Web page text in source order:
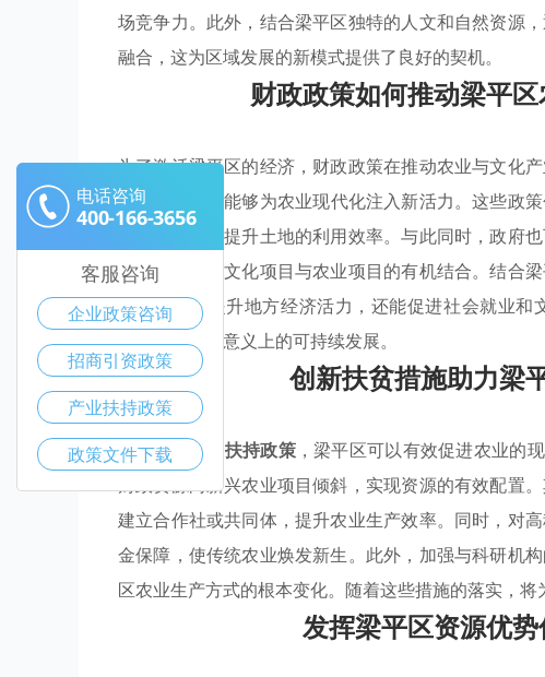
场竞争力。此外，结合梁平区独特的人文和自然资源
融合，这为区域发展的新模式提供了良好的契机。
财政政策如何推动梁平
为了激活梁平区的经济，财政政策在推动农业与文化
持政策，政府能够为农业现代化注入新活力。这些政
生产者，同时提升土地的利用效率。与此同时，政府
发展，以加强文化项目与农业项目的有机结合。结合
模式不仅能提升地方经济活力，还能促进社会就业和
集，实现真正意义上的可持续发展。
创新扶贫措施助力梁
通过实施 产业扶持政策，梁平区可以有效促进农业的
财政资源向新兴农业项目倾斜，实现资源的有效配置
建立合作社或共同体，提升农业生产效率。同时，对
金保障，使传统农业焕发新生。此外，加强与科研机
区农业生产方式的根本变化。随着这些措施的落实，
发挥梁平区资源优
电话咨询
400-166-3656
客服咨询
企业政策咨询
招商引资政策
产业扶持政策
政策文件下载